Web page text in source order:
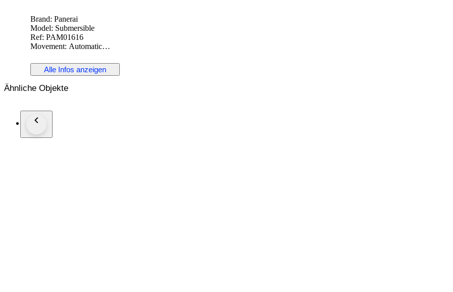
Brand: Panerai
Model: Submersible
Ref: PAM01616
Movement: Automatic
Case: Carbon
Case diameter: 44 mm
Strap/Bracelet: Rubber
Clasp: Buckle
Condition: Worn and in very good condition
Alle Infos anzeigen
Ähnliche Objekte